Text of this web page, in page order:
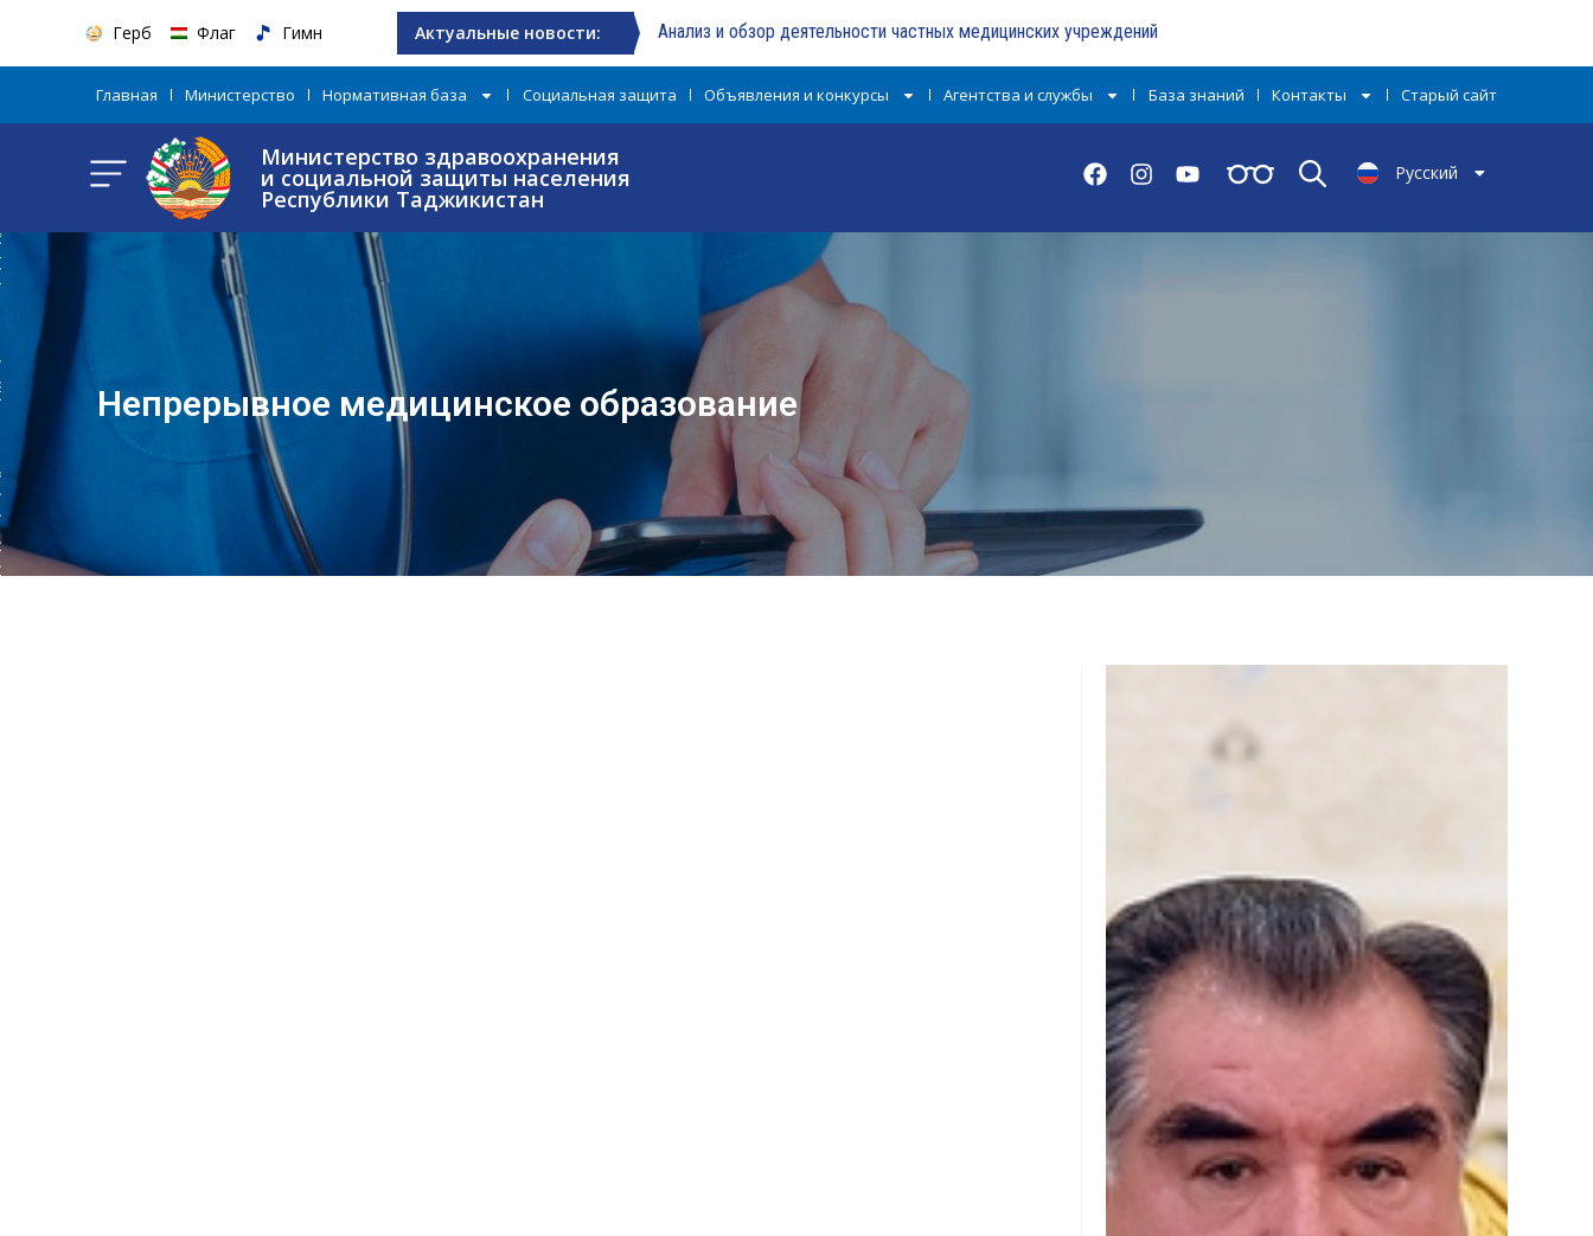
Герб Флаг Гимн Актуальные новости: Анализ и обзор деятельности частных медицинских учреждений
Главная Министерство Нормативная база Социальная защита Объявления и конкурсы Агентства и службы База знаний Контакты Старый сайт
Министерство здравоохранения
и социальной защиты населения
Республики Таджикистан
Русский
English
Тоҷикӣ
Непрерывное медицинское образование